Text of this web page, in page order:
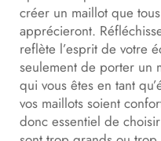
créer un maillot que
apprécieront.
reflète l’esprit de votre
seulement de porter un
qui vous êtes en tant
vos maillots soient
donc essentiel de